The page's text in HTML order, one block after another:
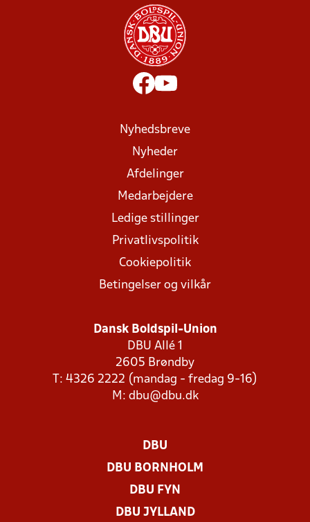
Nyhedsbreve
Nyheder
Afdelinger
Medarbejdere
Ledige stillinger
Privatlivspolitik
Cookiepolitik
Betingelser og vilkår
Dansk Boldspil-Union
DBU Allé 1
2605 Brøndby
T: 4326 2222 (mandag - fredag 9-16)
M: dbu@dbu.dk
DBU
DBU BORNHOLM
DBU FYN
DBU JYLLAND